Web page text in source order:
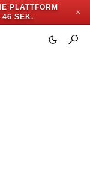
PLATTFORM
46 SEK.
✕